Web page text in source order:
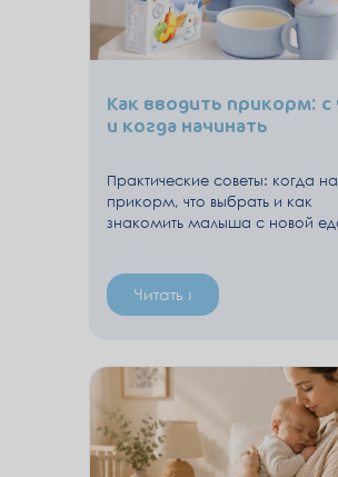
Как вводить прикорм: с
и когда начинать
Практические советы: когда
прикорм, что выбрать и как
знакомить малыша с новой
Читать ›